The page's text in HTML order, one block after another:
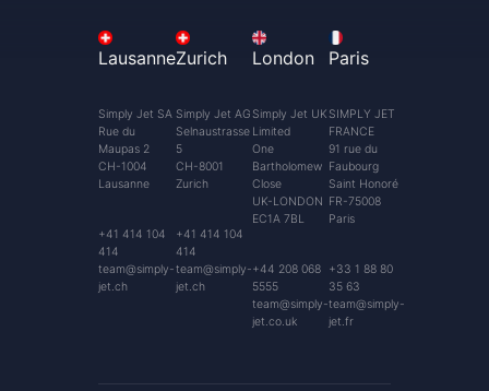
Lausanne
Simply Jet SA
Rue du
Maupas 2
CH-1004
Lausanne
+41 414 104
414
team@simply-
jet.ch
Zurich
Simply Jet AG
Selnaustrasse
5
CH-8001
Zurich
+41 414 104
414
team@simply-
jet.ch
London
Simply Jet UK
Limited
One
Bartholomew
Close
UK-LONDON
EC1A 7BL
+44 208 068
5555
team@simply-
jet.co.uk
Paris
SIMPLY JET
FRANCE
91 rue du
Faubourg
Saint Honoré
FR-75008
Paris
+33 1 88 80
35 63
team@simply-
jet.fr